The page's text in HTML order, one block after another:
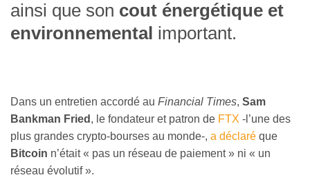
ainsi que son cout énergétique et
environnemental important.
Dans un entretien accordé au Financial Times, Sam
Bankman Fried , le fondateur et patron de FTX -l’une des
plus grandes crypto-bourses au monde-, a déclaré que
Bitcoin n’était « pas un réseau de paiement » ni « un
réseau évolutif ».